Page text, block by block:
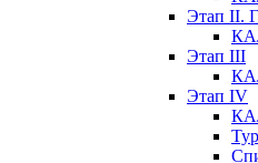
Этап II.
Этап III
Этап IV